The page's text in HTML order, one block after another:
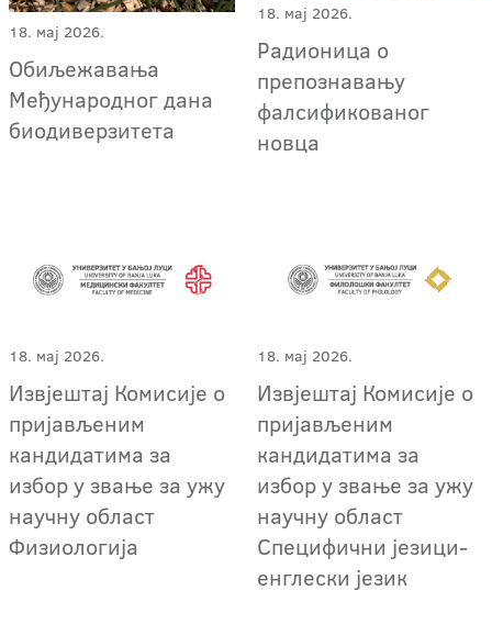
18. мај 2026.
Обиљежавања
Међународног дана
биодиверзитета
18. мај 2026.
Радионица о
препознавању
фалсификованог
новца
18. мај 2026.
Извјештај Комисије о
пријављеним
кандидатима за
избор у звање за ужу
научну област
Физиологија
18. мај 2026.
Извјештај Комисије о
пријављеним
кандидатима за
избор у звање за ужу
научну област
Специфични језици-
енглески језик